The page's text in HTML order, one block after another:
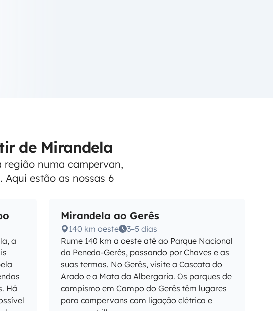
de Mirandela
região numa campervan,
estão as nossas 6
a
Há
Mirandela ao Gerês
140 km oeste
3–5 dias
Rume 140 km a oeste até ao Parque Nacional
da Peneda-Gerês, passando por Chaves e as
suas termas. No Gerês, visite a Cascata do
Arado e a Mata da Albergaria. Os parques de
campismo em Campo do Gerês têm lugares
para campervans com ligação elétrica e